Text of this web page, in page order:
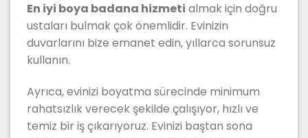
En iyi boya badana hizmeti almak için doğru
ustaları bulmak çok önemlidir. Evinizin
duvarlarını bize emanet edin, yıllarca sorunsuz
kullanın.
Ayrıca, evinizi boyatma sürecinde minimum
rahatsızlık verecek şekilde çalışıyor, hızlı ve
temiz bir iş çıkarıyoruz. Evinizi baştan sona